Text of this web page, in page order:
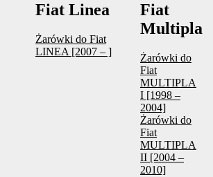
Fiat Linea
Żarówki do Fiat
LINEA [2007 – ]
Fiat
Multipla
Żarówki do
Fiat
MULTIPLA
I [1998 –
2004]
Żarówki do
Fiat
MULTIPLA
II [2004 –
2010]